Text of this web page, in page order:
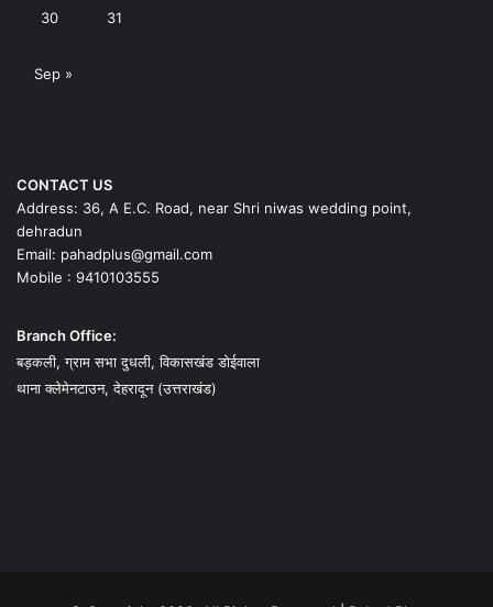
30 31
Sep »
CONTACT US
Address: 36, A E.C. Road, near Shri niwas wedding point,
dehradun
Email: pahadplus@gmail.com
Mobile : 9410103555
Branch Office:
बड़कली, ग्राम सभा दुधली, विकासखंड डोईवाला
थाना क्लेमेनटाउन, देहरादून (उत्तराखंड)